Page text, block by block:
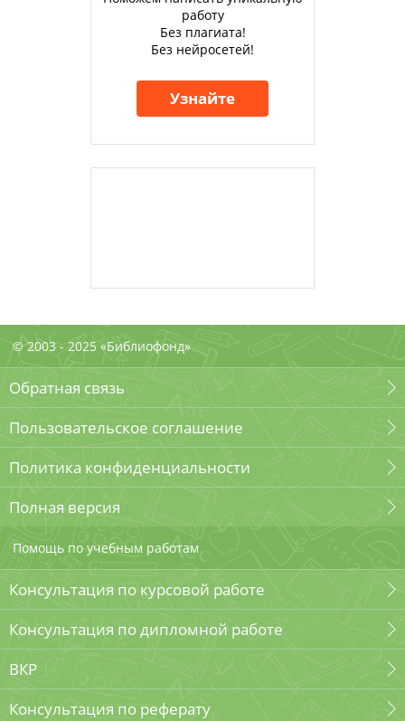
работу
Без плагиата!
Без нейросетей!
Узнайте
© 2003 - 2025 «Библиофонд»
Обратная связь
Пользовательское соглашение
Политика конфиденциальности
Полная версия
Помощь по учебным работам
Консультация по курсовой работе
Консультация по дипломной работе
ВКР
Консультация по реферату